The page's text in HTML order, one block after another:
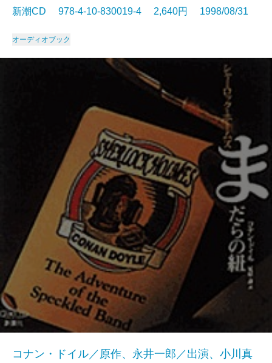
新潮CD 978-4-10-830019-4 2,640円 1998/08/31
オーディオブック
コナン・ドイル／原作、永井一郎／出演、小川真